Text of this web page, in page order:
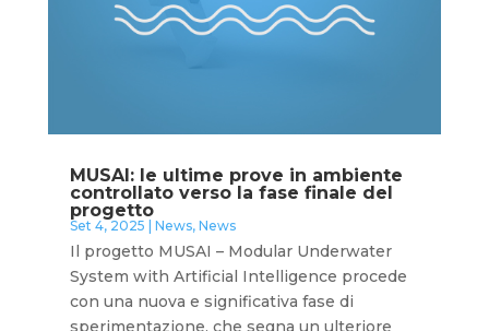
MUSAI: le ultime prove in ambiente
controllato verso la fase finale del
progetto
Set 4, 2025 News, News
Il progetto MUSAI – Modular Underwater
System with Artificial Intelligence procede
con una nuova e significativa fase di